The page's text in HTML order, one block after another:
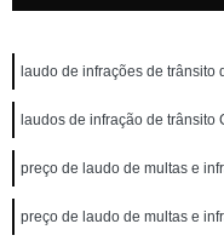
laudo de infrações de trânsito
laudos de infração de trânsito
preço de laudo de multas e
preço de laudo de multas e